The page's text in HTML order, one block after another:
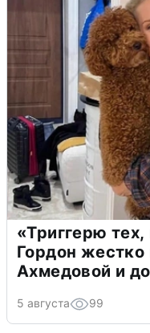
«Триггерю
Гордон жестко
Ахмедовой и
5 августа 99